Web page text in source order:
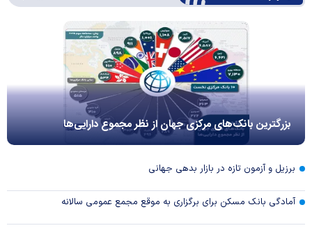
بزرگترین بانک‌های مرکزی جهان از نظر مجموع دارایی‌ها
برزیل و آزمون تازه در بازار بدهی جهانی
آمادگی بانک مسکن برای برگزاری به موقع مجمع عمومی سالانه